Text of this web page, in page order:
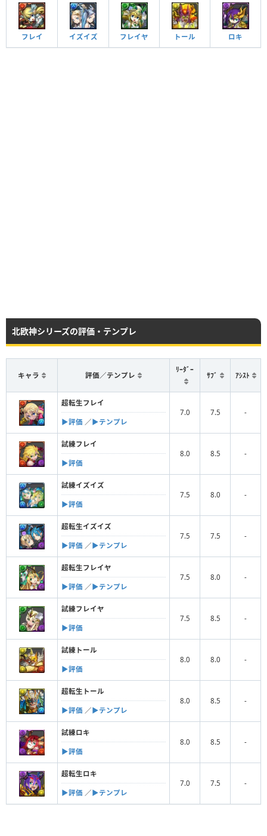
フレイ イズイズ フレイヤ トール ロキ
北欧神シリーズの評価・テンプレ
キャラ 評価／テンプレ
ﾘｰﾀﾞｰ
ｻﾌﾞ ｱｼｽﾄ
超転生フレイ
▶︎評価 ／▶︎テンプレ
7.0 7.5 -
試練フレイ
▶︎評価
8.0 8.5 -
試練イズイズ
▶︎評価
7.5 8.0 -
超転生イズイズ
▶︎評価 ／▶︎テンプレ
7.5 7.5 -
超転生フレイヤ
▶︎評価 ／▶︎テンプレ
7.5 8.0 -
試練フレイヤ
▶︎評価
7.5 8.5 -
試練トール
▶︎評価
8.0 8.0 -
超転生トール
▶︎評価 ／▶︎テンプレ
8.0 8.5 -
試練ロキ
▶︎評価
8.0 8.5 -
超転生ロキ
▶︎評価 ／▶︎テンプレ
7.0 7.5 -